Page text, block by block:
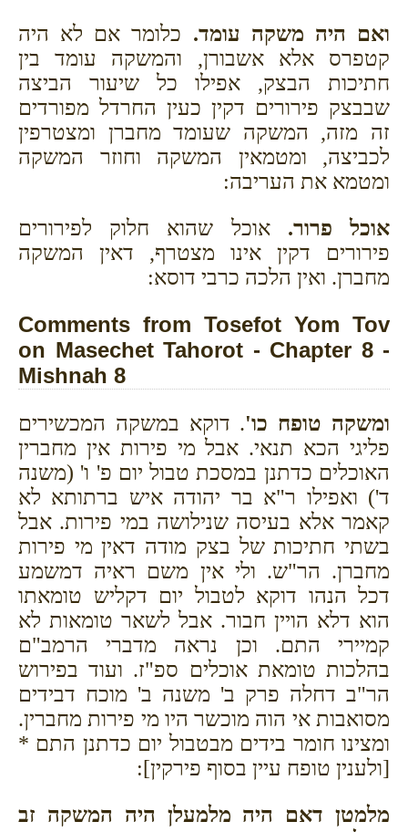
ואם היה משקה עומד. כלומר אם לא היה
קטפרס אלא אשבורן, והמשקה עומד בין
חתיכות הבצק, אפילו כל שיעור הביצה
שבבצק פירורים דקין כעין החרדל מפורדים
זה מזה, המשקה שעומד מחברן ומצטרפין
לכביצה, ומטמאין המשקה וחוזר המשקה
ומטמא את העריבה:
אוכל פרור. אוכל שהוא חלוק לפירורים
פירורים דקין אינו מצטרף, דאין המשקה
מחברן. ואין הלכה כרבי דוסא:
Comments from Tosefot Yom Tov
on Masechet Tahorot - Chapter 8 -
Mishnah 8
ומשקה טופח כו'. דוקא במשקה המכשירים
פליגי הכא תנאי. אבל מי פירות אין מחברין
האוכלים כדתנן במסכת טבול יום פ' ו' (משנה
ד') ואפילו ר"א בר יהודה איש ברתותא לא
קאמר אלא בעיסה שנילושה במי פירות. אבל
בשתי חתיכות של בצק מודה דאין מי פירות
מחברן. הר"ש. ולי אין משם ראיה דמשמע
דכל הנהו דוקא לטבול יום דקליש טומאתו
הוא דלא הויין חבור. אבל לשאר טומאות לא
קמיירי התם. וכן נראה מדברי הרמב"ם
בהלכות טומאת אוכלים ספ"ז. ועוד בפירוש
הר"ב דחלה פרק ב' משנה ב' מוכח דבידים
מסואבות אי הוה מוכשר היו מי פירות מחברין.
ומצינו חומר בידים מבטבול יום כדתנן התם *
[ולענין טופח עיין בסוף פירקין]:
מלמטן דאם היה מלמעלן היה המשקה זב